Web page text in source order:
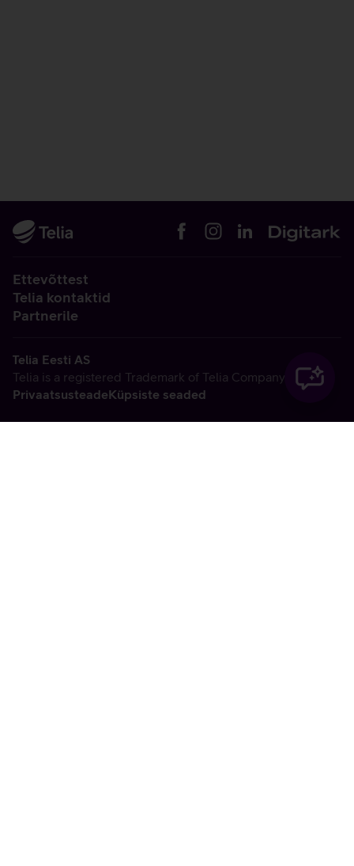
Ettevõttest
Telia kontaktid
Partnerile
Telia Eesti AS
Telia is a registered Trademark of Telia Company AB
PrivaatsusteadeKüpsiste seaded